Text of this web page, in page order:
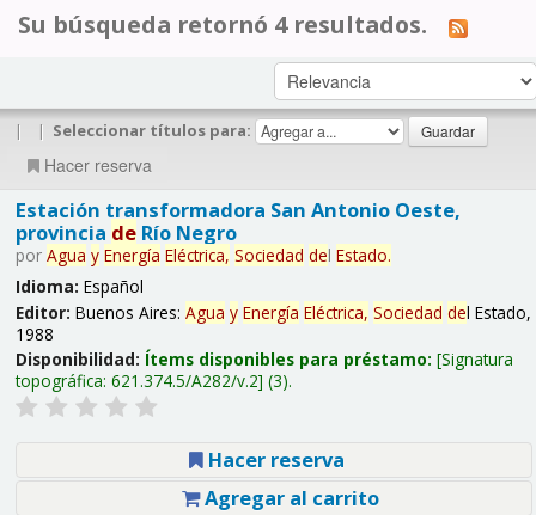
Su búsqueda retornó 4 resultados.
| | Seleccionar títulos para:
Hacer reserva
Estación transformadora San Antonio Oeste,
provincia deRío Negro
por Agua y Energía Eléctrica, Sociedad del Estado.
Idioma: Español
Editor: Buenos Aires: Agua y Energía Eléctrica, Sociedad del Estado,
1988
Disponibilidad: Ítems disponibles para préstamo: Signatura
topográfica: 621.374.5/A282/v.2 (3).
Hacer reserva
Agregar al carrito